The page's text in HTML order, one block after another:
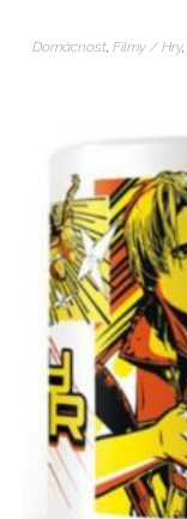
Domácnost, Filmy / Hry,